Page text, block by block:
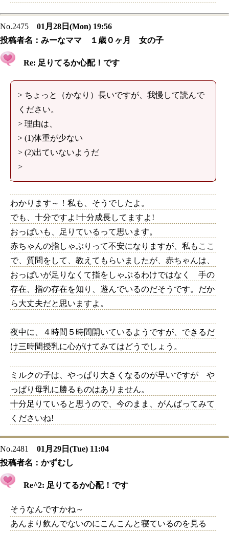
No.2475
01月28日(Mon) 19:56
投稿者名： みーなママ １歳０ヶ月 女の子
Re: 足りてるか心配！です
> ちょっと（かなり）長いですが、我慢して読んで
ください。
> 理由は、
> (1)体重が少ない
> (2)出ていないようだ
>
わかります～！私も、そうでしたよ。
でも、十分ですよ!十分成長してますよ!
おっぱいも、足りているって思います。
赤ちゃんの指しゃぶりって不安になりますが、私もここ
で、質問をして、教えてもらいましたが、赤ちゃんは、
おっぱいが足りなくて指をしゃぶるわけではなく 手の
存在、指の存在を知り、遊んでいるのだそうです。だか
ら大丈夫だと思いますよ。
夜中に、４時間５時間開いているようですが、できるだ
け三時間授乳に心がけてみてはどうでしょう。
ミルクの子は、やっぱり大きくなるのが早いですが や
っぱり母乳に勝るものはありません。
十分足りていると思うので、今のまま、がんばってみて
くださいね!
No.2481
01月29日(Tue) 11:04
投稿者名： かずむし
Re^2: 足りてるか心配！です
そうなんですかね～
あんまり飲んでないのにこんこんと寝ているのを見る